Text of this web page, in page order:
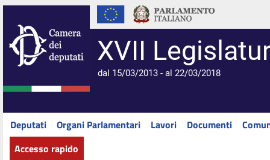
XVII
dal 15/03/2013 - al 22/03/2018
Deputati Organi Parlamentari Lavori Documenti
Accesso rapido